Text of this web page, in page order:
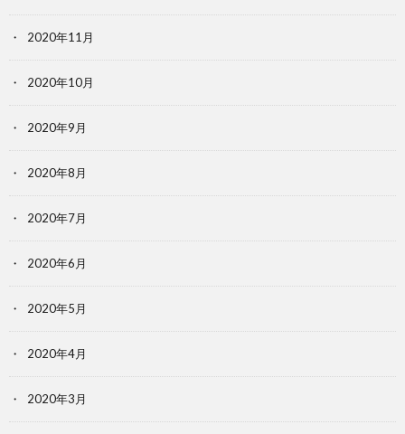
2020年11月
2020年10月
2020年9月
2020年8月
2020年7月
2020年6月
2020年5月
2020年4月
2020年3月